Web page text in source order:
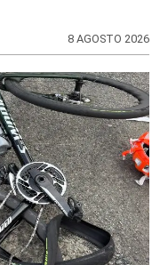
8 AGOSTO 2026